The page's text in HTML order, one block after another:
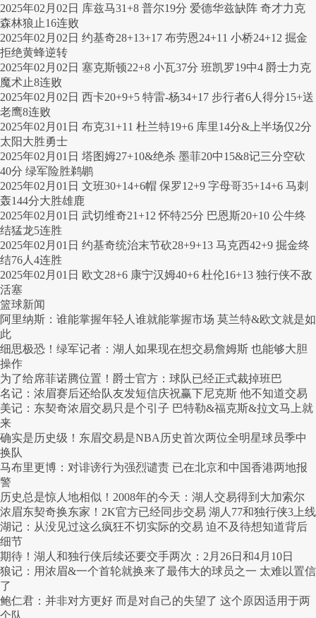
2025年02月02日 库兹马31+8 普尔19分 爱德华兹缺阵 奇才力克
森林狼止16连败
2025年02月02日 约基奇28+13+17 布劳恩24+11 小桥24+12 掘金
拒绝黄蜂逆转
2025年02月02日 塞克斯顿22+8 小瓦37分 班凯罗19中4 爵士力克
魔术止8连败
2025年02月02日 西卡20+9+5 特雷-杨34+17 步行者6人得分15+送
老鹰8连败
2025年02月01日 布克31+11 杜兰特19+6 库里14分&上半场仅2分
太阳大胜勇士
2025年02月01日 塔图姆27+10&绝杀 墨菲20中15&8记三分空砍
40分 绿军险胜鹈鹕
2025年02月01日 文班30+14+6帽 保罗12+9 字母哥35+14+6 马刺
轰144分大胜雄鹿
2025年02月01日 武切维奇21+12 怀特25分 巴恩斯20+10 公牛终
结猛龙5连胜
2025年02月01日 约基奇统治末节砍28+9+13 马克西42+9 掘金终
结76人4连胜
2025年02月01日 欧文28+6 康宁汉姆40+6 杜伦16+13 独行侠不敌
活塞
篮球新闻
阿里纳斯：谁能掌握年轻人谁就能掌握市场 莫兰特&欧文就是如
此
细思极恐！绿军记者：湖人如果现在想交易詹姆斯 也能够大胆
操作
为了给席菲诺腾位置！爵士官方：球队已经正式裁掉班巴
名记：浓眉赛后还给队友发短信庆祝赢下尼克斯 他不知道交易
美记：东契奇浓眉交易只是个引子 巴特勒&福克斯&拉文马上就
来
确实是历史级！东眉交易是NBA历史首次两位全明星球员季中
换队
马布里更博：对诽谤行为强烈谴责 已在北京和中国香港两地报
警
历史总是惊人地相似！2008年的今天：湖人交易得到大加索尔
浓眉东契奇换东家！2K官方已经同步交易 湖人77和独行侠3上线
湖记：从没见过这么疯狂不切实际的交易 迫不及待想知道背后
细节
期待！湖人和独行侠后续还要交手两次：2月26日和4月10日
狼记：用浓眉&一个首轮就换来了最伟大的球员之一 太难以置信
了
鲍仁君：并非对方更好 而是对自己的失望了 这个原因适用于两
个队